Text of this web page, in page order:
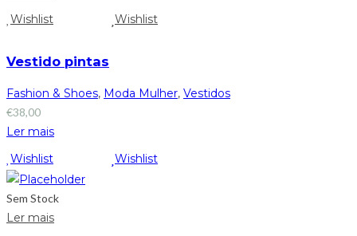
Wishlist
Wishlist
Vestido pintas
Fashion & Shoes, Moda Mulher, Vestidos
€38,00
Ler mais
Wishlist
Wishlist
Sem Stock
Ler mais